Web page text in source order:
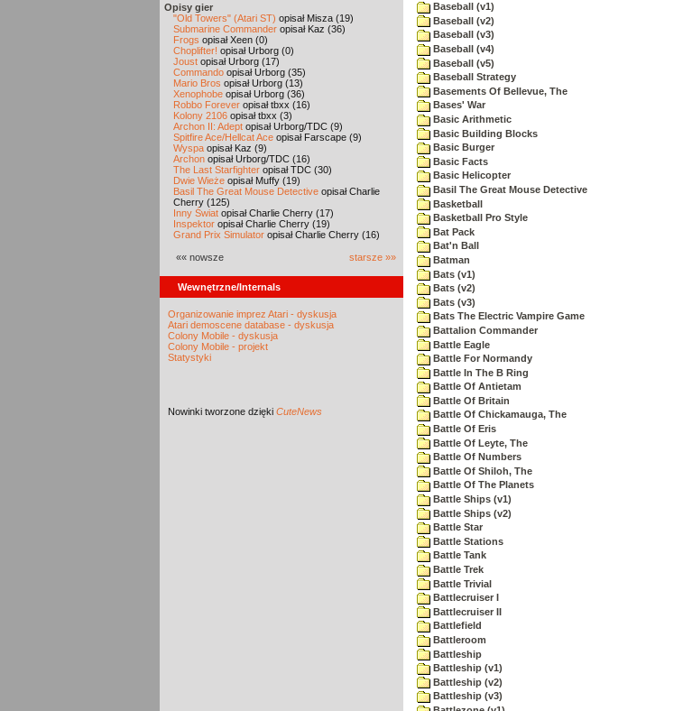
Opisy gier
"Old Towers" (Atari ST) opisał Misza (19)
Submarine Commander opisał Kaz (36)
Frogs opisał Xeen (0)
Choplifter! opisał Urborg (0)
Joust opisał Urborg (17)
Commando opisał Urborg (35)
Mario Bros opisał Urborg (13)
Xenophobe opisał Urborg (36)
Robbo Forever opisał tbxx (16)
Kolony 2106 opisał tbxx (3)
Archon II: Adept opisał Urborg/TDC (9)
Spitfire Ace/Hellcat Ace opisał Farscape (9)
Wyspa opisał Kaz (9)
Archon opisał Urborg/TDC (16)
The Last Starfighter opisał TDC (30)
Dwie Wieże opisał Muffy (19)
Basil The Great Mouse Detective opisał Charlie
Cherry (125)
Inny Świat opisał Charlie Cherry (17)
Inspektor opisał Charlie Cherry (19)
Grand Prix Simulator opisał Charlie Cherry (16)
«« nowsze starsze »»
Wewnętrzne/Internals
Organizowanie imprez Atari - dyskusja
Atari demoscene database - dyskusja
Colony Mobile - dyskusja
Colony Mobile - projekt
Statystyki
Nowinki tworzone dzięki CuteNews
Baseball (v1)
Baseball (v2)
Baseball (v3)
Baseball (v4)
Baseball (v5)
Baseball Strategy
Basements Of Bellevue, The
Bases' War
Basic Arithmetic
Basic Building Blocks
Basic Burger
Basic Facts
Basic Helicopter
Basil The Great Mouse Detective
Basketball
Basketball Pro Style
Bat Pack
Bat'n Ball
Batman
Bats (v1)
Bats (v2)
Bats (v3)
Bats The Electric Vampire Game
Battalion Commander
Battle Eagle
Battle For Normandy
Battle In The B Ring
Battle Of Antietam
Battle Of Britain
Battle Of Chickamauga, The
Battle Of Eris
Battle Of Leyte, The
Battle Of Numbers
Battle Of Shiloh, The
Battle Of The Planets
Battle Ships (v1)
Battle Ships (v2)
Battle Star
Battle Stations
Battle Tank
Battle Trek
Battle Trivial
Battlecruiser I
Battlecruiser II
Battlefield
Battleroom
Battleship
Battleship (v1)
Battleship (v2)
Battleship (v3)